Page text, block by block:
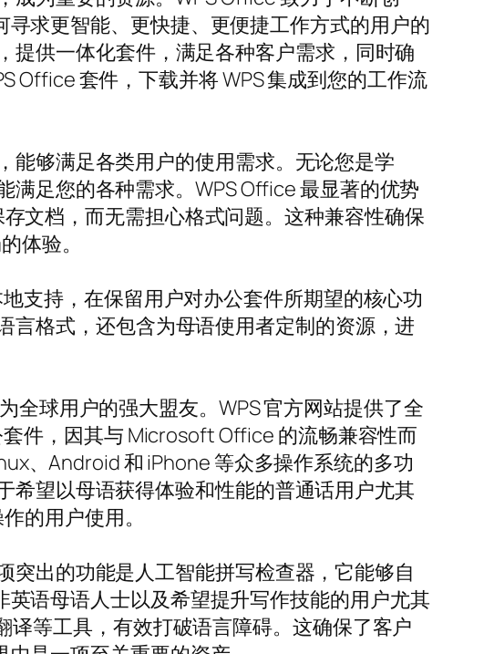
求更智能、更快捷、更便捷工作方式的用户的
提供一体化套件，满足各种客户需求，同时确
Office 套件，下载并将 WPS 集成到您的工作流
能够满足各类用户的使用需求。无论您是学
足您的各种需求。WPS Office 最显著的优势
文档，而无需担心格式问题。这种兼容性确保
体验。
支持，在保留用户对办公套件所期望的核心功
言格式，还包含为母语使用者定制的资源，进
全球用户的强大盟友。WPS 官方网站提供了全
件，因其与 Microsoft Office 的流畅兼容性而
、Android 和 iPhone 等众多操作系统的多功
希望以母语获得体验和性能的普通话用户尤其
的用户使用。
突出的功能是人工智能拼写检查器，它能够自
语母语人士以及希望提升写作技能的用户尤其
译等工具，有效打破语言障碍。这确保了客户